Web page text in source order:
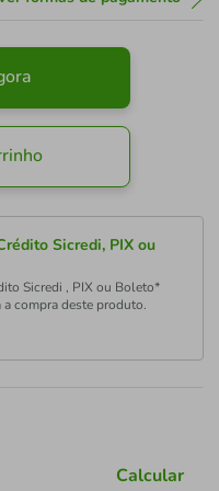
Sicredi, PIX ou
Sicredi , PIX ou Boleto*
compra deste produto.
Calcular